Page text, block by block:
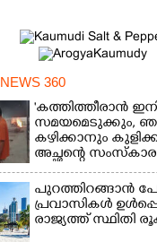
NEWS 360
'കത്തിത്തീരാൻ
സമയമെടുക്കും,
കഴിക്കാനും
അച്ഛന്റെ
പുറത്തിറങ്ങാൻ
പ്രവാസികൾ
രാജ്യത്ത് സ്ഥിതി